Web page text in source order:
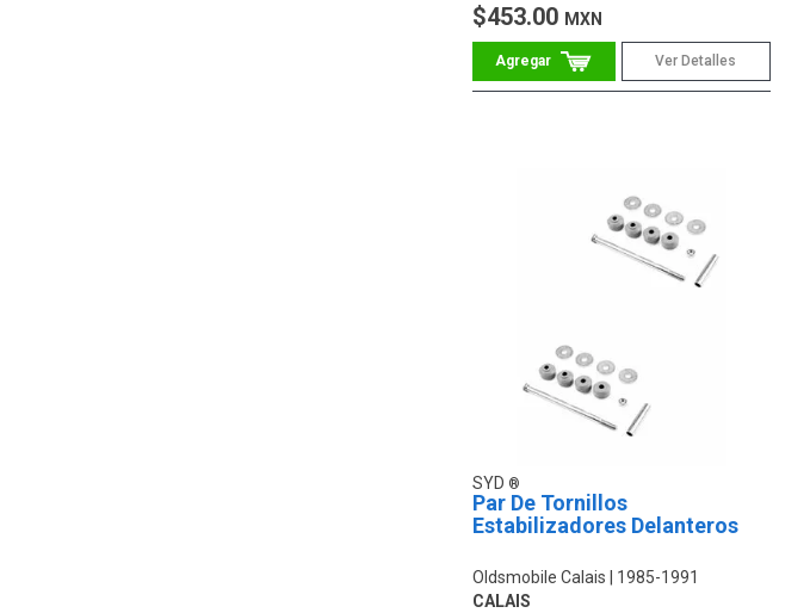
$453.00 MXN
Ver Detalles
SYD
Par De Tornillos
Estabilizadores Delanteros
Oldsmobile Calais
1985-1991
CALAIS